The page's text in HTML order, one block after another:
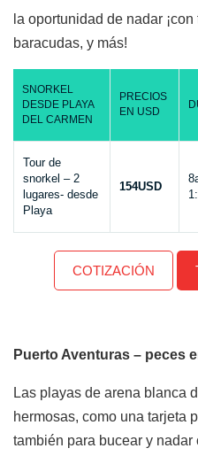
la oportunidad de nadar
baracudas, y más!
SNORKEL
DESDE PLAYA
DEL CARMEN
PRECIOS
EN USD
Tour de
snorkel – 2
lugares- desde
Playa
154USD
COTIZACIÓN
Puerto Aventuras – peces
Las playas de arena blanca
hermosas, como una tarjeta
también para bucear y